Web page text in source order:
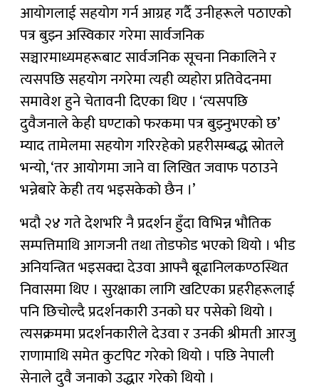
आयोगलाई सहयोग गर्न आग्रह गर्दै उनीहरूले पठाएको
पत्र बुझ्न अस्विकार गरेमा सार्वजनिक
सञ्चारमाध्यमहरूबाट सार्वजनिक सूचना निकालिने र
त्यसपछि सहयोग नगरेमा त्यही व्यहोरा प्रतिवेदनमा
समावेश हुने चेतावनी दिएका थिए । ‘त्यसपछि
दुवैजनाले केही घण्टाको फरकमा पत्र बुझ्नुभएको छ’
म्याद तामेलमा सहयोग गरिरहेको प्रहरीसम्बद्ध स्रोतले
भन्यो, ‘तर आयोगमा जाने वा लिखित जवाफ पठाउने
भन्नेबारे केही तय भइसकेको छैन ।’
भदौ २४ गते देशभरि नै प्रदर्शन हुँदा विभिन्न भौतिक
सम्पत्तिमाथि आगजनी तथा तोडफोड भएको थियो । भीड
अनियन्त्रित भइसक्दा देउवा आफ्नै बूढानिलकण्ठस्थित
निवासमा थिए । सुरक्षाका लागि खटिएका प्रहरीहरूलाई
पनि छिचोल्दै प्रदर्शनकारी उनको घर पसेको थियो ।
त्यसक्रममा प्रदर्शनकारीले देउवा र उनकी श्रीमती आरजु
राणामाथि समेत कुटपिट गरेको थियो । पछि नेपाली
सेनाले दुवै जनाको उद्धार गरेको थियो ।